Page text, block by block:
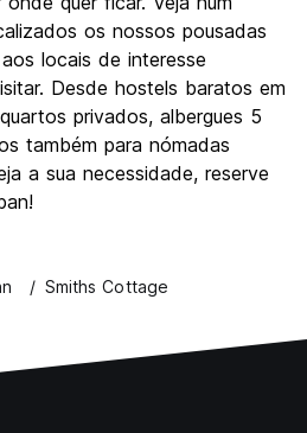
os nossos pousadas
locais de interesse
Desde hostels baratos em
privados, albergues 5
também para nómadas
a sua necessidade, reserve
Smiths Cottage